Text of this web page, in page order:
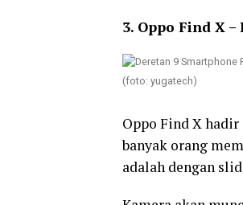
3. Oppo Find X
(foto: yugatech)
Oppo Find X
banyak orang
adalah dengan